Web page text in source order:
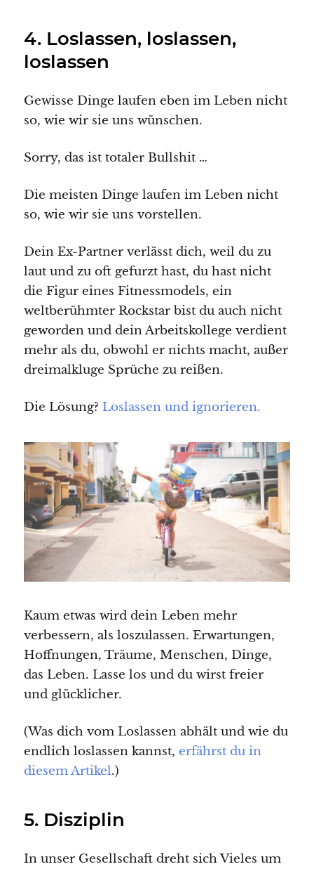
4. Loslassen, loslassen,
loslassen
Gewisse Dinge laufen eben im Leben nicht
so, wie wir sie uns wünschen.
Sorry, das ist totaler Bullshit …
Die meisten Dinge laufen im Leben nicht
so, wie wir sie uns vorstellen.
Dein Ex-Partner verlässt dich, weil du zu
laut und zu oft gefurzt hast, du hast nicht
die Figur eines Fitnessmodels, ein
weltberühmter Rockstar bist du auch nicht
geworden und dein Arbeitskollege verdient
mehr als du, obwohl er nichts macht, außer
dreimalkluge Sprüche zu reißen.
Die Lösung? Loslassen und ignorieren.
Kaum etwas wird dein Leben mehr
verbessern, als loszulassen. Erwartungen,
Hoffnungen, Träume, Menschen, Dinge,
das Leben. Lasse los und du wirst freier
und glücklicher.
(Was dich vom Loslassen abhält und wie du
endlich loslassen kannst, erfährst du in
diesem Artikel.)
5. Disziplin
In unser Gesellschaft dreht sich Vieles um